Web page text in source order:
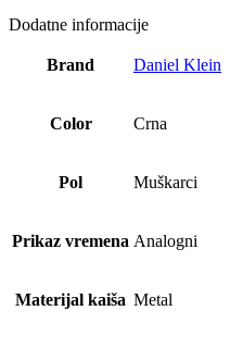
Dodatne informacije
Brand Daniel Klein
Color Crna
Pol Muškarci
Prikaz vremena Analogni
Materijal kaiša Metal